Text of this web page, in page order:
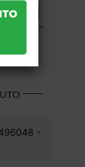
-